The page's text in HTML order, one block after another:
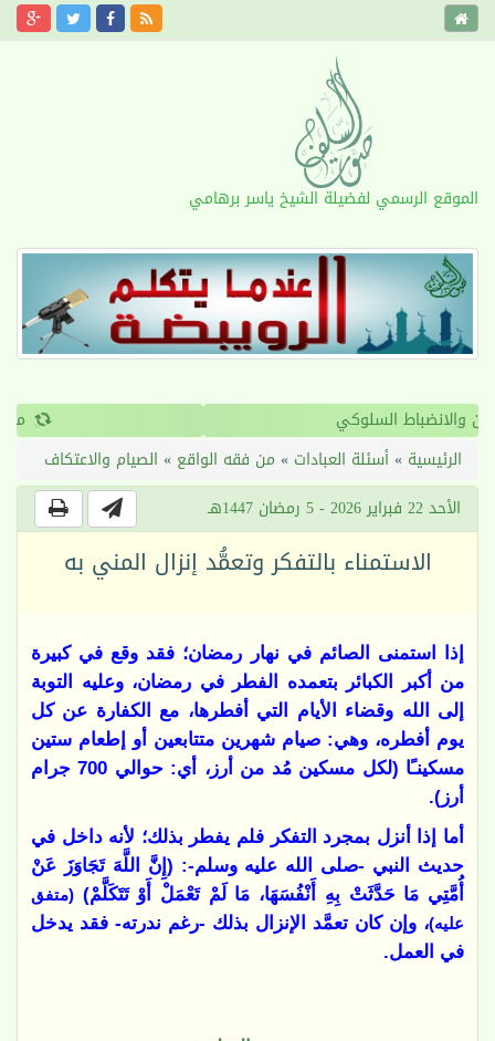
الموقع الرسمي لفضيلة الشيخ ياسر برهامي
‹
›
الرئيسية »أسئلة العبادات » من فقه الواقع » الصيام والاعتكاف
الأحد 22 فبراير 2026 - 5 رمضان 1447هـ
الاستمناء بالتفكر وتعمُّد إنزال المني به
إذا استمنى الصائم في نهار رمضان؛ فقد وقع في كبيرة
من أكبر الكبائر بتعمده الفطر في رمضان، وعليه التوبة
إلى الله وقضاء الأيام التي أفطرها، مع الكفارة عن كل
يوم أفطره، وهي: صيام شهرين متتابعين أو إطعام ستين
مسكينـًا (لكل مسكين مُد من أرز، أي: حوالي 700 جرام
أرز).
أما إذا أنزل بمجرد التفكر فلم يفطر بذلك؛ لأنهداخل في
حديث النبي -صلى الله عليه وسلم-: (إِنَّ اللَّهَ تَجَاوَزَ عَنْ
أُمَّتِي مَا حَدَّثَتْ بِهِ أَنْفُسَهَا، ‌مَا ‌لَمْ ‌تَعْمَلْ ‌أَوْ ‌تَتَكَلَّمْ) (متفق
عليه)، وإن كان تعمَّد الإنزال بذلك -رغم ندرته- فقد يدخل
في العمل.